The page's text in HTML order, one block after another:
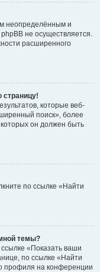
неопределённым и
не осуществляется.
расширенного
страницу!
которые веб-
поиск», более
он должен быть
по ссылке «Найти
темы?
«Показать ваши
по ссылке «Найти
профиля на конференции